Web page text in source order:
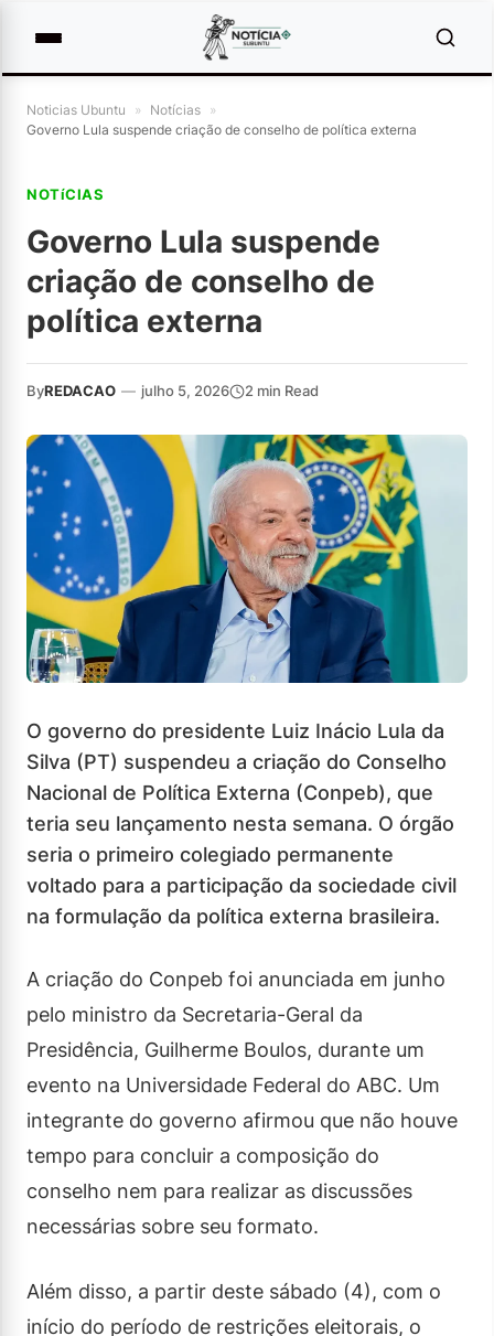
Noticias Ubuntu » Notícias »
Governo Lula suspende criação de conselho de política externa
NOTíCIAS
Governo Lula suspende
criação de conselho de
política externa
ByREDACAO — julho 5, 2026 2 min Read
O governo do presidente Luiz Inácio Lula da
Silva (PT) suspendeu a criação do Conselho
Nacional de Política Externa (Conpeb), que
teria seu lançamento nesta semana. O órgão
seria o primeiro colegiado permanente
voltado para a participação da sociedade civil
na formulação da política externa brasileira.
A criação do Conpeb foi anunciada em junho
pelo ministro da Secretaria-Geral da
Presidência, Guilherme Boulos, durante um
evento na Universidade Federal do ABC. Um
integrante do governo afirmou que não houve
tempo para concluir a composição do
conselho nem para realizar as discussões
necessárias sobre seu formato.
Além disso, a partir deste sábado (4), com o
início do período de restrições eleitorais, o